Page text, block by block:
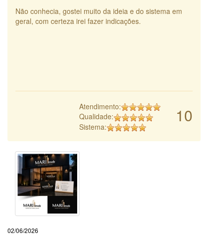
Não conhecia, gostei muito da ideia e do sistema em
geral, com certeza irei fazer indicações.
10
Atendimento:
Qualidade:
Sistema:
02/06/2026